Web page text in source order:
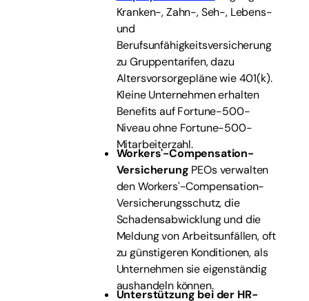
Kranken-, Zahn-, Seh-, Lebens-
und
Berufsunfähigkeitsversicherung
zu Gruppentarifen, dazu
Altersvorsorgepläne wie 401(k).
Kleine Unternehmen erhalten
Benefits auf Fortune-500-
Niveau ohne Fortune-500-
Mitarbeiterzahl.
Workers'-Compensation-
Versicherung PEOs verwalten
den Workers'-Compensation-
Versicherungsschutz, die
Schadensabwicklung und die
Meldung von Arbeitsunfällen, oft
zu günstigeren Konditionen, als
Unternehmen sie eigenständig
aushandeln können.
Unterstützung bei der HR-